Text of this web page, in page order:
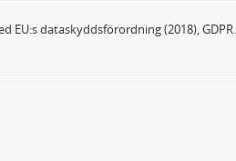
dataskyddsförordning (2018), GDPR.